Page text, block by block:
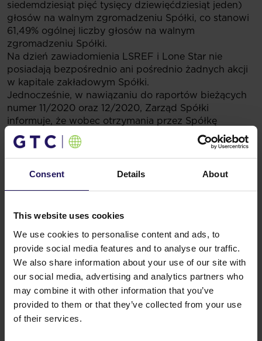
Consent Details About
This website uses cookies
We use cookies to personalise content and ads, to
provide social media features and to analyse our traffic.
We also share information about your use of our site with
our social media, advertising and analytics partners who
may combine it with other information that you’ve
provided to them or that they’ve collected from your use
of their services.
siedemdziesiąt pięć tysięcy dziewięćdziesiąt jeden)
głosów na walnym zgromadzeniu Spółki, co stanowi
61,49% ogólnej liczby głosów na walnym
zgromadzeniu Spółki.
Na dzień zawiadomienia LSREF i Lone Star nie
posiadają bezpośrednio ani pośrednio żadnych akcji
w kapitale zakładowym Spółki.
Jednocześnie, w nawiązaniu do raportów bieżących
numer 11/2020 oraz 12/2020, Zarząd Spółki
informuje, że wobec otrzymania przez Spółkę
zawiadomienia, o którym mowa w niniejszym raporcie
bieżącym, odwołanie Thomasa Kurzmanna ze
stanowiska członka Zarządu Spółki oraz rezygnacje
członków Rady Nadzorczej Spółki są skuteczne
lipca 2005 r. o ofercie publicznej i warunkach
do zorganizowanego systemu obrotu
oraz o spółkach publicznych z dnia 29 lipca 2005.
Powiązane artykuły
Zobacz więcej
Sprzedaż Avenue Mall